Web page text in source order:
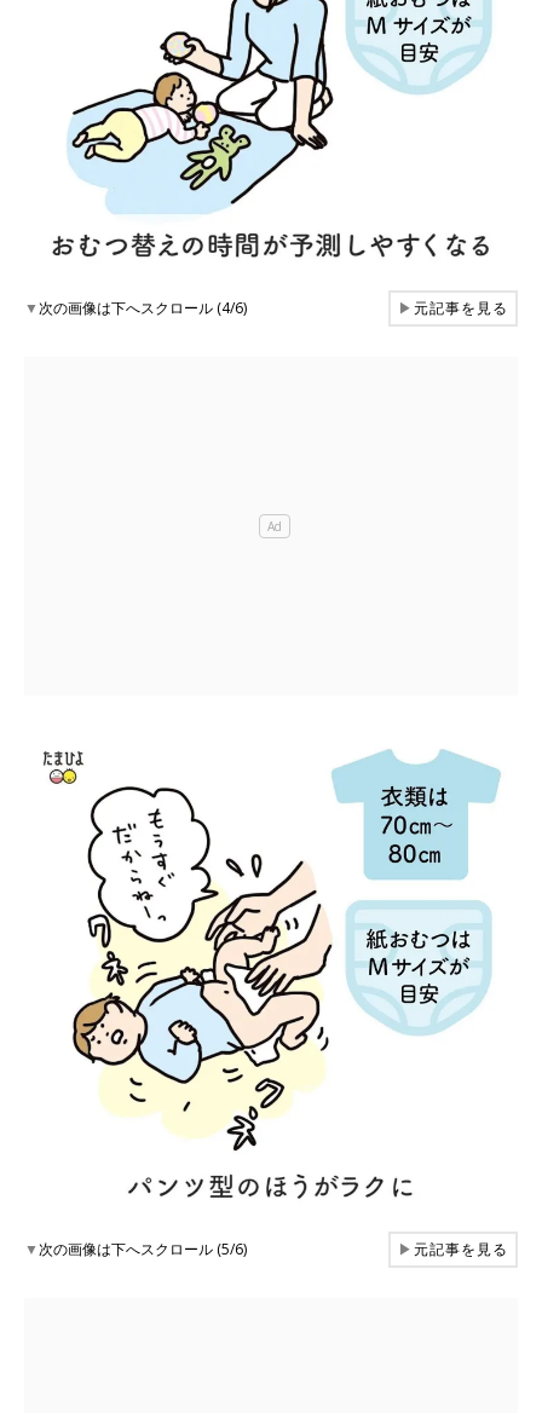
▼次の画像は下へスクロール (4/6) ▶元記事を見る
▼次の画像は下へスクロール (5/6) ▶元記事を見る